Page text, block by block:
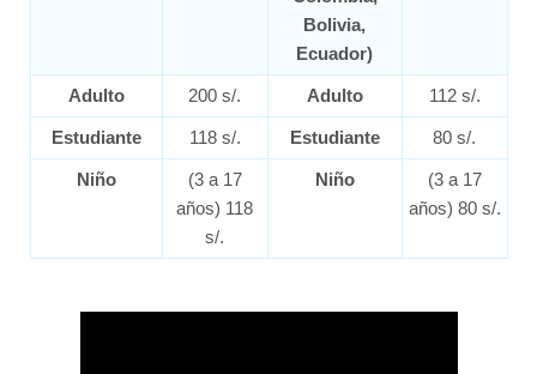
Bolivia,
Ecuador)
Adulto 200 s/. Adulto 112 s/.
Estudiante 118 s/. Estudiante 80 s/.
Niño
(3 a 17
años) 118
s/.
Niño
(3 a 17
años) 80 s/.